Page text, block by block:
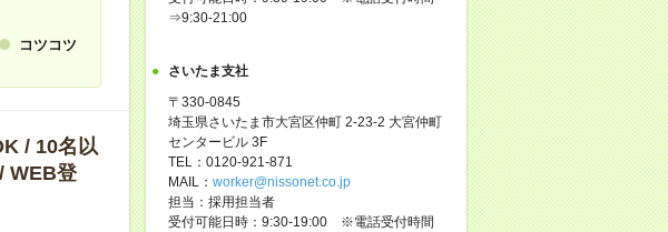
コツコツ
/ 10名以
WEB登
⇒9:30-21:00
さいたま支社
〒330-0845
埼玉県さいたま市大宮区仲町 2-23-2 大宮仲町
センタービル 3F
TEL：0120-921-871
MAIL： worker@nissonet.co.jp
担当：採用担当者
受付可能日時：9:30-19:00 ※電話受付時間